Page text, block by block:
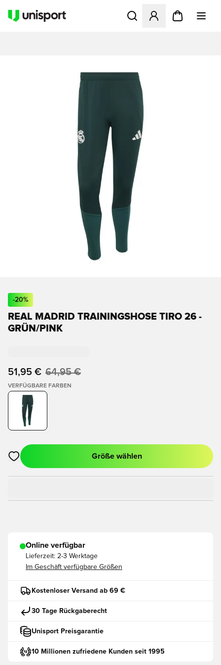
Öffnet ein neues Fenster
-20%
REAL MADRID TRAININGSHOSE TIRO 26 -
GRÜN/PINK
51,95 € 64,95 €
VERFÜGBARE FARBEN
Öffnet ein neues Fenster zum Anmelden oder Registrieren
Größe wählen
Online verfügbar
Lieferzeit: 2-3 Werktage
Im Geschäft verfügbare Größen
Kostenloser Versand ab 69 €
30 Tage Rückgaberecht
Unisport Preisgarantie
10 Millionen zufriedene Kunden seit 1995